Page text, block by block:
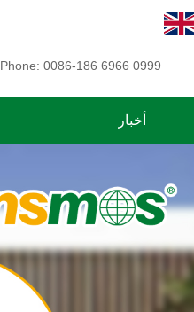
Phone: 0086-186 6966 0999
أخبار